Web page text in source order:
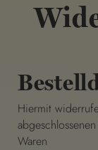
Hiermit
Waren